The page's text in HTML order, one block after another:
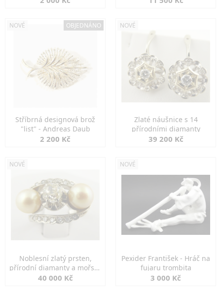
NOVÉ OBJEDNÁNO
Stříbrná designová brož
"list" - Andreas Daub
2 200 Kč
NOVÉ
Zlaté náušnice s 14
přírodními diamanty
39 200 Kč
NOVÉ
Noblesní zlatý prsten,
přírodní diamanty a mořské
perly
40 000 Kč
NOVÉ
Pexider František - Hráč na
fujaru trombita
3 000 Kč